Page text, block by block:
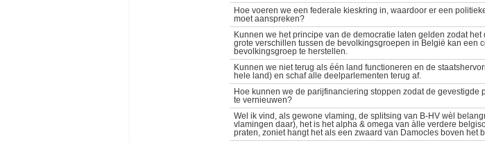
Hoe voeren we een federale kieskring in, waardoor er een
moet aanspreken?
Kunnen we het principe van de democratie laten gelden zodat
grote verschillen tussen de bevolkingsgroepen in België kan een
bevolkingsgroep te herstellen.
Kunnen we niet terug als één land functioneren en de
hele land) en schaf alle deelparlementen terug af.
Hoe kunnen we de parijfinanciering stoppen zodat de
te vernieuwen?
Wel ik vind, als gewone vlaming, de splitsing van B-HV wèl
vlamingen daar), het is het alpha & omega van àlle verdere
praten, zoniet hangt het als een zwaard van Damocles boven het